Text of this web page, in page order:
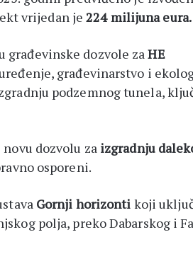
vrijedan je224 milijuna eura.
građevinske dozvole zaHE
građevinarstvo i
podzemnog tunela,
dozvolu za izgradnju
osporeni.
Gornji horizonti koji
polja, preko Dabarskog i